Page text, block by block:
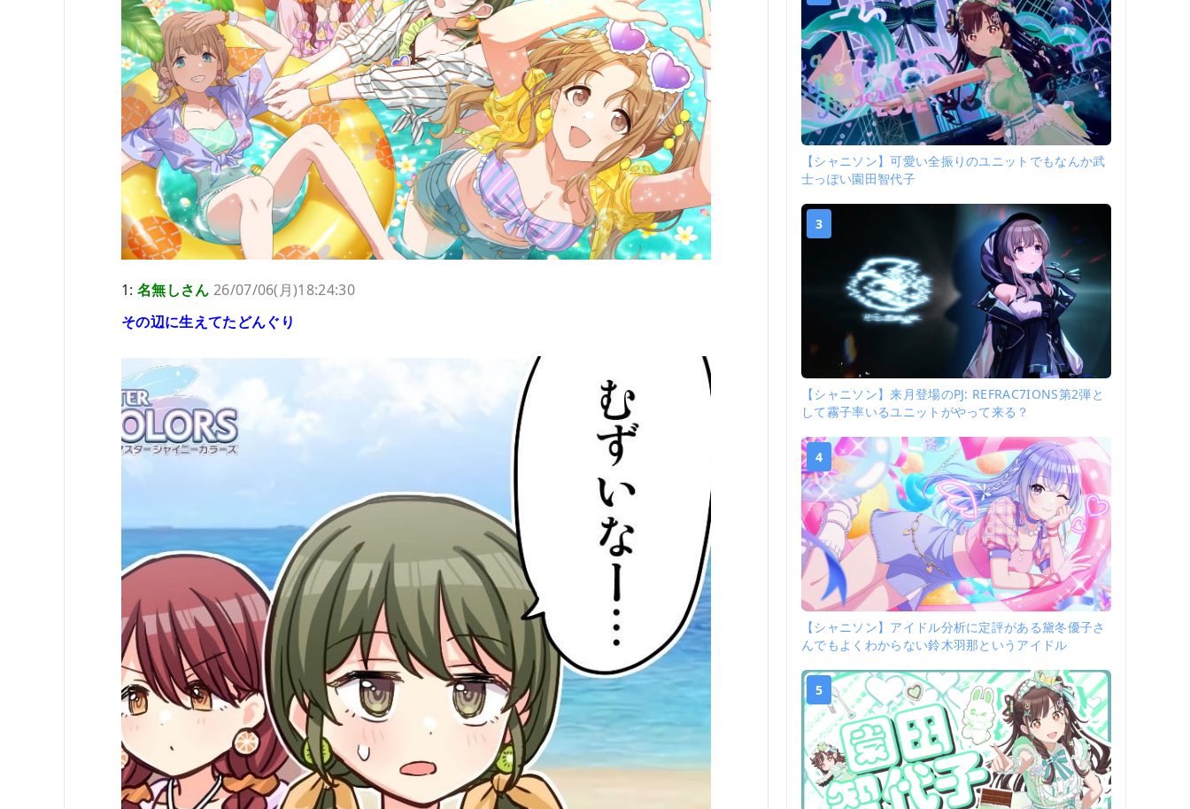
1: 名無しさん 26/07/06(月)18:24:30
その辺に生えてたどんぐり
【シャニソン】可愛い全振りのユニットでもなんか武
士っぽい園田智代子
3
【シャニソン】来月登場のPJ: REFRAC7IONS第2弾と
して霧子率いるユニットがやって来る？
4
【シャニソン】アイドル分析に定評がある黛冬優子さ
んでもよくわからない鈴木羽那というアイドル
5